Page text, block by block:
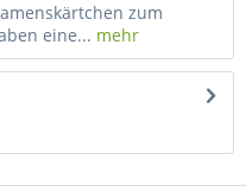
zum
eine... mehr